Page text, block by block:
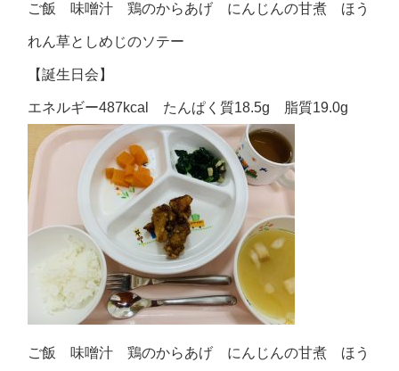
ご飯 味噌汁 鶏のからあげ にんじんの甘煮 ほう
れん草としめじのソテー
【誕生日会】
エネルギー487kcal たんぱく質18.5g 脂質19.0g
ご飯 味噌汁 鶏のからあげ にんじんの甘煮 ほう